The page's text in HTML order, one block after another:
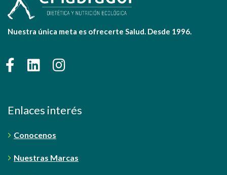
Nuestra única meta es ofrecerte Salud. Desde 1996.
Enlaces interés
Conocenos
Nuestras Marcas